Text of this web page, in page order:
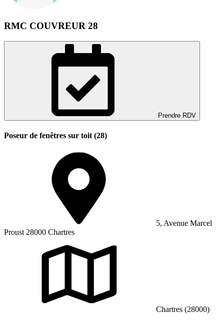
RMC COUVREUR 28
Prendre RDV
Poseur de fenêtres sur toit (28)
5, Avenue Marcel
Proust 28000 Chartres
Chartres (28000)